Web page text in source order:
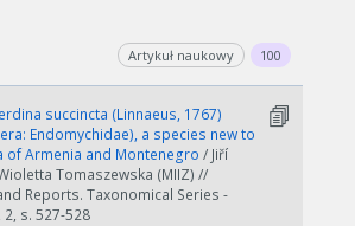
Artykuł naukowy 100
succincta (Linnaeus, 1767)
Endomychidae), a species new to
of Armenia and Montenegro / Jiří
Tomaszewska (MIIZ) //
Reports. Taxonomical Series -
2, s. 527-528